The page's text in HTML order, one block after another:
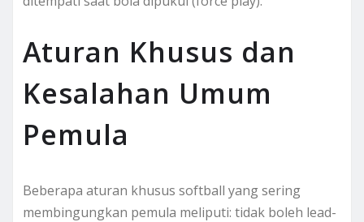
Aturan Khusus dan
Kesalahan Umum
Pemula
Beberapa aturan khusus softball yang sering
membingungkan pemula meliputi: tidak boleh lead-